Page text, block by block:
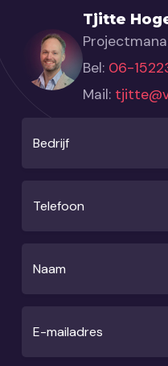
Tjitte
Bel: 06-
Mail:
Bedrijf
Telefoon
Naam
E-mailadres